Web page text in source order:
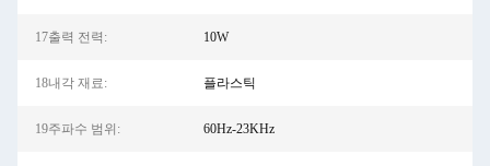
17출력 전력: 10W
18내각 재료: 플라스틱
19주파수 범위: 60Hz-23KHz